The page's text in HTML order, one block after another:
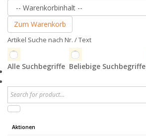
Zum Warenkorb
Artikel Suche nach Nr. / Text
Alle Suchbegriffe Beliebige Suchbegriffe
Aktionen